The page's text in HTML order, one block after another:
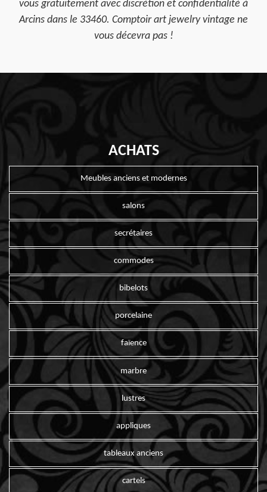
vous gratuitement avec discrétion et confidentialité à
Arcins dans le 33460. Comptoir art jewelry vintage ne
vous décevra pas !
ACHATS
Meubles anciens et modernes
salons
secrétaires
commodes
bibelots
porcelaine
faïence
marbre
lustres
appliques
tableaux anciens
cartels